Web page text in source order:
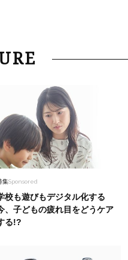
集Sponsored
校も遊びもデジタル化する
、子どもの疲れ目をどうケア
る!?